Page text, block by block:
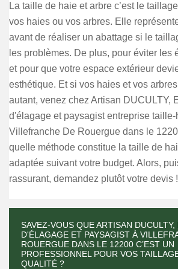
La taille de haie et arbre c’est le
vos haies ou vos arbres. Elle
avant de réaliser un abattage si le
les problèmes. De plus, pour éviter les
et pour que votre espace extérieur
esthétique. Et si vos haies et vos
autant, venez chez Artisan DUCULTY,
d'élagage et paysagist entreprise taille-
Villefranche De Rouergue dans le
quelle méthode constitue la taille de
adaptée suivant votre budget. Alors,
rassurant, demandez plutôt votre devis !
SAVEZ-VOUS QUE ARTISAN
D'ÉLAGAGE ET PAYSAGIST À
ROUERGUE DANS LE 12200 C’EST UN
PROFESSIONNEL POUR VOS
QUALITÉ ?